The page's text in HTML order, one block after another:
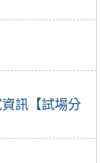
訊【試場分